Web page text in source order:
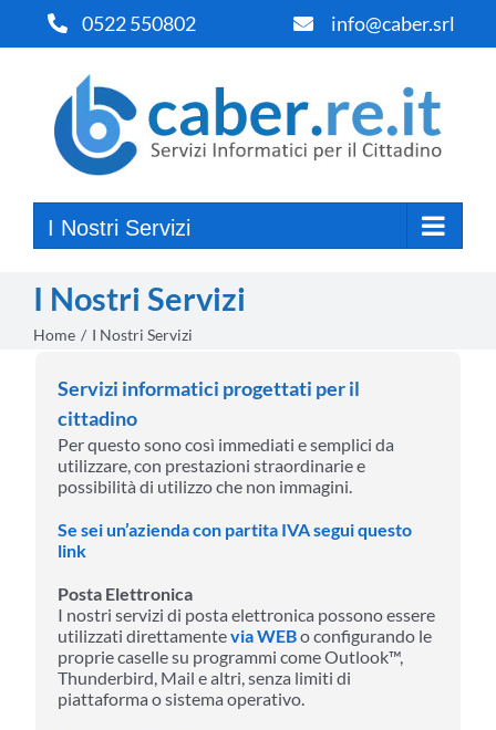
contenuto
0522 550802 info@caber.srl
I Nostri Servizi
I Nostri Servizi
Home I Nostri Servizi
Servizi informatici progettati per il
cittadino
Per questo sono così immediati e semplici da
utilizzare, con prestazioni straordinarie e
possibilità di utilizzo che non immagini.
Se sei un’azienda con partita IVA segui questo
link
Posta Elettronica
I nostri servizi di posta elettronica possono essere
utilizzati direttamentevia WEBo configurando le
proprie caselle su programmi come Outlook™,
Thunderbird, Mail e altri, senza limiti di
piattaforma o sistema operativo.